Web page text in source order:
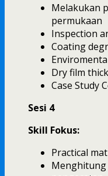
Melakukan
permukaan
Inspection
Coating
Dry film
Case Study
Sesi 4
Skill Fokus:
Practical